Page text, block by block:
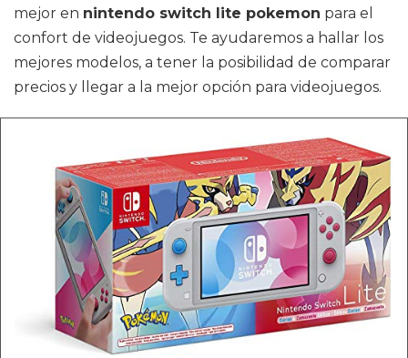
mejor en nintendo switch lite pokemon para el
confort de videojuegos. Te ayudaremos a hallar los
mejores modelos, a tener la posibilidad de comparar
precios y llegar a la mejor opción para videojuegos.